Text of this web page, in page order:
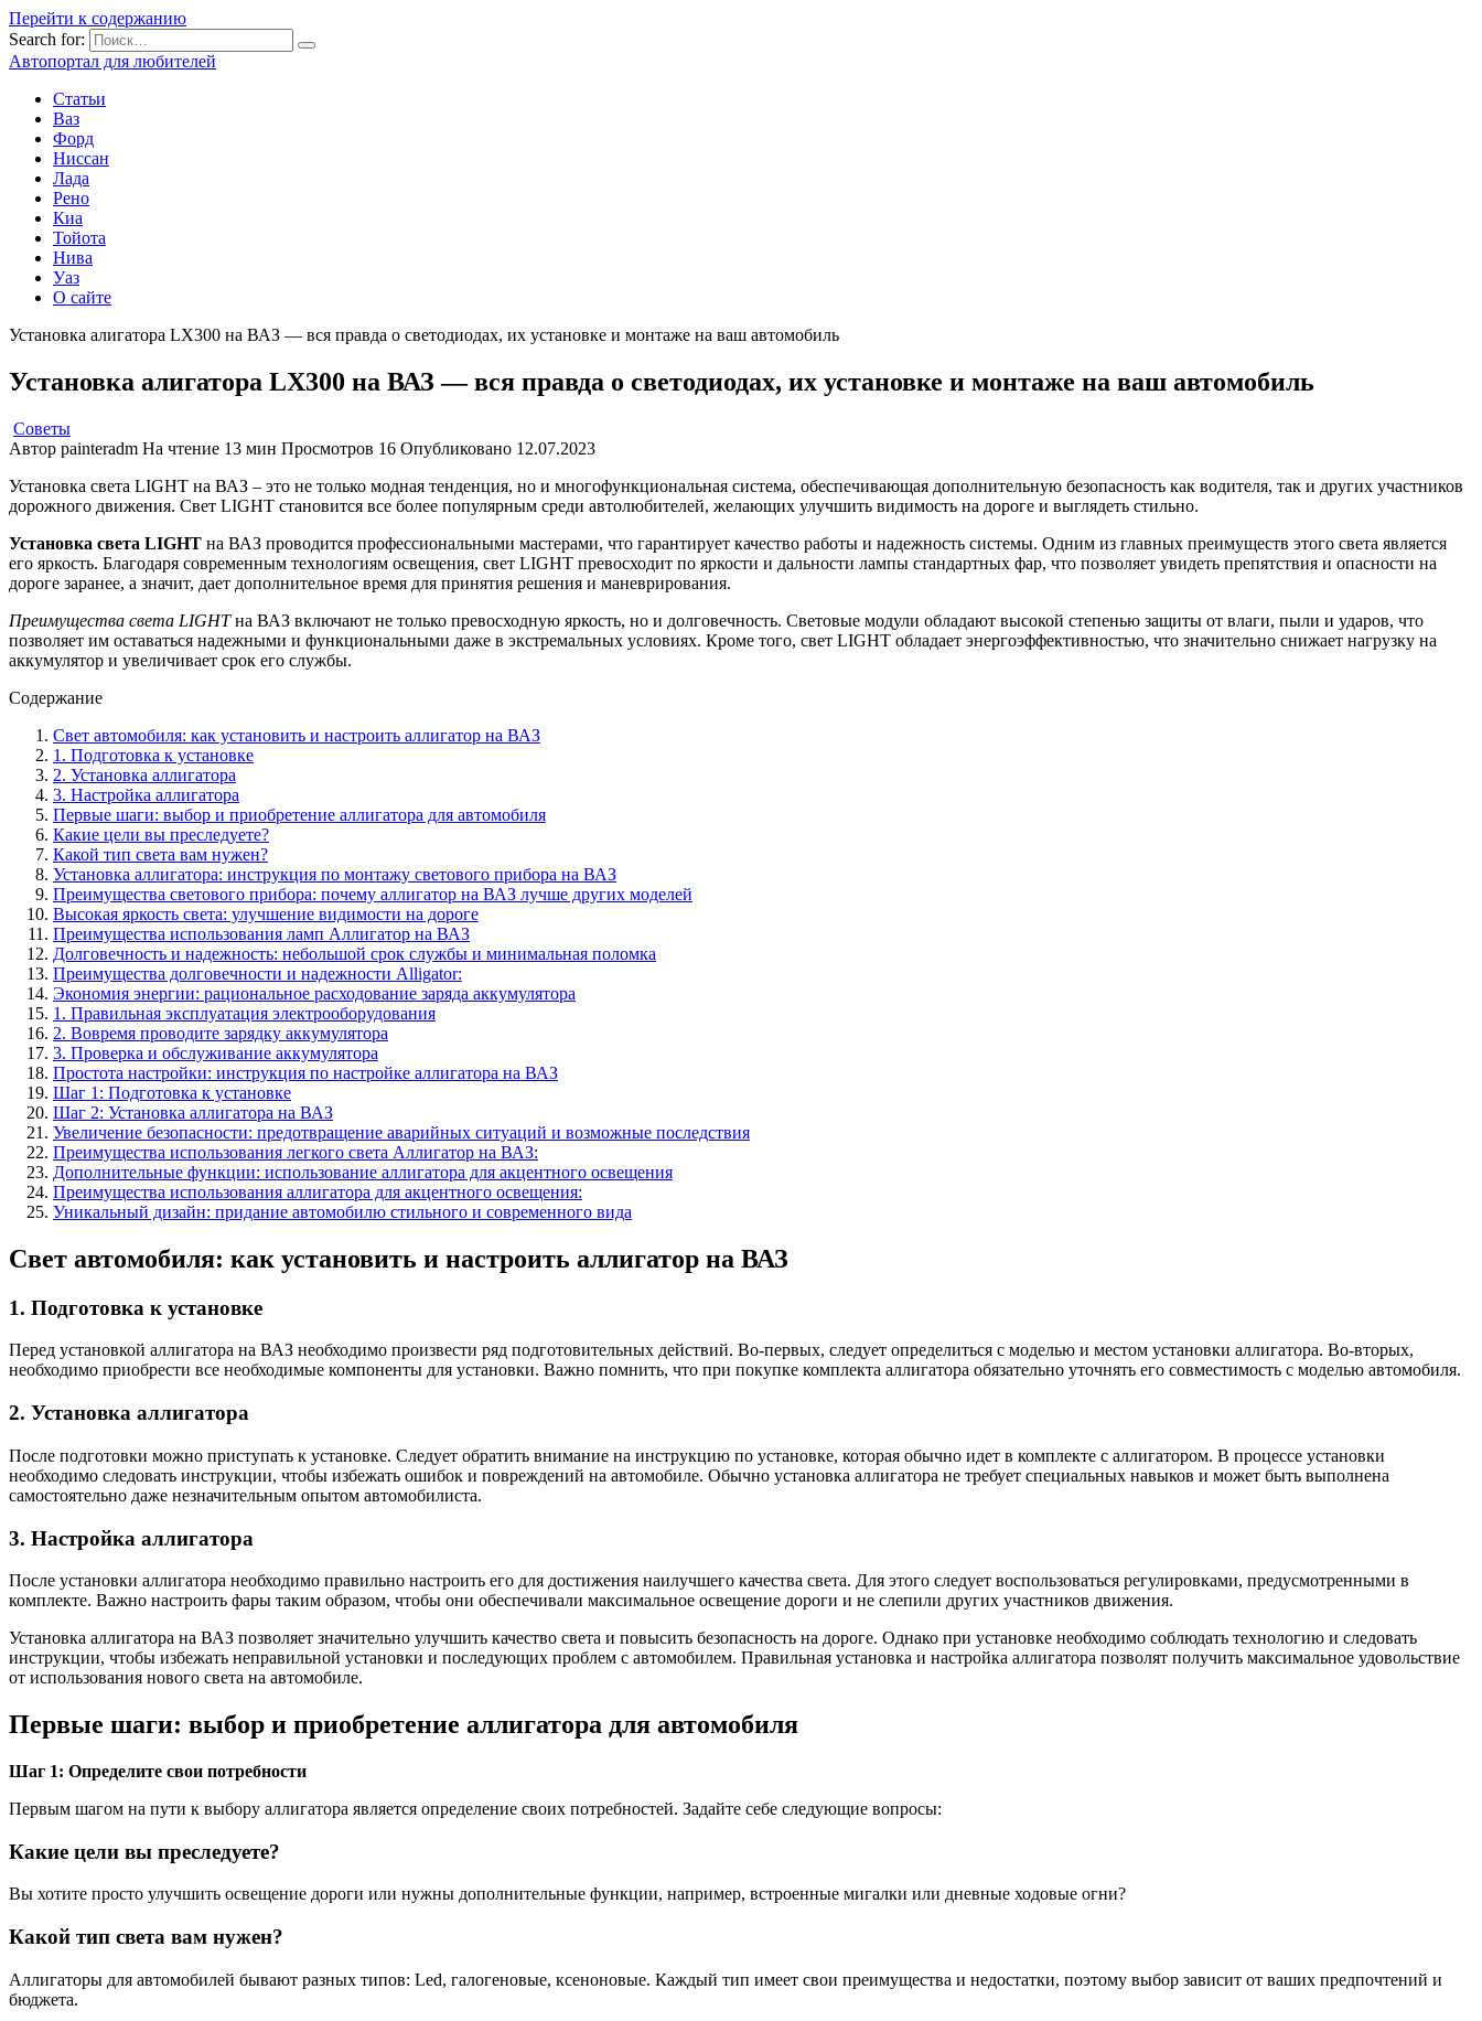
Перейти к содержанию
Search for:
Автопортал для любителей
Статьи
Ваз
Форд
Ниссан
Лада
Рено
Киа
Тойота
Нива
Уаз
О сайте
Установка алигатора LX300 на ВАЗ — вся правда о светодиодах, их установке и монтаже на ваш автомобиль
Установка алигатора LX300 на ВАЗ — вся правда о светодиодах, их установке и монтаже на ваш автомобиль
Советы
Автор painteradm На чтение 13 мин Просмотров 16 Опубликовано 12.07.2023
Установка света LIGHT на ВАЗ – это не только модная тенденция, но и многофункциональная система, обеспечивающая дополнительную безопасность как водителя, так и других участников
дорожного движения. Свет LIGHT становится все более популярным среди автолюбителей, желающих улучшить видимость на дороге и выглядеть стильно.
Установка света LIGHT на ВАЗ проводится профессиональными мастерами, что гарантирует качество работы и надежность системы. Одним из главных преимуществ этого света является
его яркость. Благодаря современным технологиям освещения, свет LIGHT превосходит по яркости и дальности лампы стандартных фар, что позволяет увидеть препятствия и опасности на
дороге заранее, а значит, дает дополнительное время для принятия решения и маневрирования.
Преимущества света LIGHTна ВАЗ включают не только превосходную яркость, но и долговечность. Световые модули обладают высокой степенью защиты от влаги, пыли и ударов, что
позволяет им оставаться надежными и функциональными даже в экстремальных условиях. Кроме того, свет LIGHT обладает энергоэффективностью, что значительно снижает нагрузку на
аккумулятор и увеличивает срок его службы.
Содержание
Свет автомобиля: как установить и настроить аллигатор на ВАЗ
1. Подготовка к установке
2. Установка аллигатора
3. Настройка аллигатора
Первые шаги: выбор и приобретение аллигатора для автомобиля
Какие цели вы преследуете?
Какой тип света вам нужен?
Установка аллигатора: инструкция по монтажу светового прибора на ВАЗ
Преимущества светового прибора: почему аллигатор на ВАЗ лучше других моделей
Высокая яркость света: улучшение видимости на дороге
Преимущества использования ламп Аллигатор на ВАЗ
Долговечность и надежность: небольшой срок службы и минимальная поломка
Преимущества долговечности и надежности Alligator:
Экономия энергии: рациональное расходование заряда аккумулятора
1. Правильная эксплуатация электрооборудования
2. Вовремя проводите зарядку аккумулятора
3. Проверка и обслуживание аккумулятора
Простота настройки: инструкция по настройке аллигатора на ВАЗ
Шаг 1: Подготовка к установке
Шаг 2: Установка аллигатора на ВАЗ
Увеличение безопасности: предотвращение аварийных ситуаций и возможные последствия
Преимущества использования легкого света Аллигатор на ВАЗ:
Дополнительные функции: использование аллигатора для акцентного освещения
Преимущества использования аллигатора для акцентного освещения:
Уникальный дизайн: придание автомобилю стильного и современного вида
Свет автомобиля: как установить и настроить аллигатор на ВАЗ
1. Подготовка к установке
Перед установкой аллигатора на ВАЗ необходимо произвести ряд подготовительных действий. Во-первых, следует определиться с моделью и местом установки аллигатора. Во-вторых,
необходимо приобрести все необходимые компоненты для установки. Важно помнить, что при покупке комплекта аллигатора обязательно уточнять его совместимость с моделью автомобиля.
2. Установка аллигатора
После подготовки можно приступать к установке. Следует обратить внимание на инструкцию по установке, которая обычно идет в комплекте с аллигатором. В процессе установки
необходимо следовать инструкции, чтобы избежать ошибок и повреждений на автомобиле. Обычно установка аллигатора не требует специальных навыков и может быть выполнена
самостоятельно даже незначительным опытом автомобилиста.
3. Настройка аллигатора
После установки аллигатора необходимо правильно настроить его для достижения наилучшего качества света. Для этого следует воспользоваться регулировками, предусмотренными в
комплекте. Важно настроить фары таким образом, чтобы они обеспечивали максимальное освещение дороги и не слепили других участников движения.
Установка аллигатора на ВАЗ позволяет значительно улучшить качество света и повысить безопасность на дороге. Однако при установке необходимо соблюдать технологию и следовать
инструкции, чтобы избежать неправильной установки и последующих проблем с автомобилем. Правильная установка и настройка аллигатора позволят получить максимальное удовольствие
от использования нового света на автомобиле.
Первые шаги: выбор и приобретение аллигатора для автомобиля
Шаг 1: Определите свои потребности
Первым шагом на пути к выбору аллигатора является определение своих потребностей. Задайте себе следующие вопросы:
Какие цели вы преследуете?
Вы хотите просто улучшить освещение дороги или нужны дополнительные функции, например, встроенные мигалки или дневные ходовые огни?
Какой тип света вам нужен?
Аллигаторы для автомобилей бывают разных типов: Led, галогеновые, ксеноновые. Каждый тип имеет свои преимущества и недостатки, поэтому выбор зависит от ваших предпочтений и
бюджета.